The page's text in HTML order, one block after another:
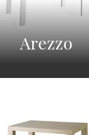
Arezzo